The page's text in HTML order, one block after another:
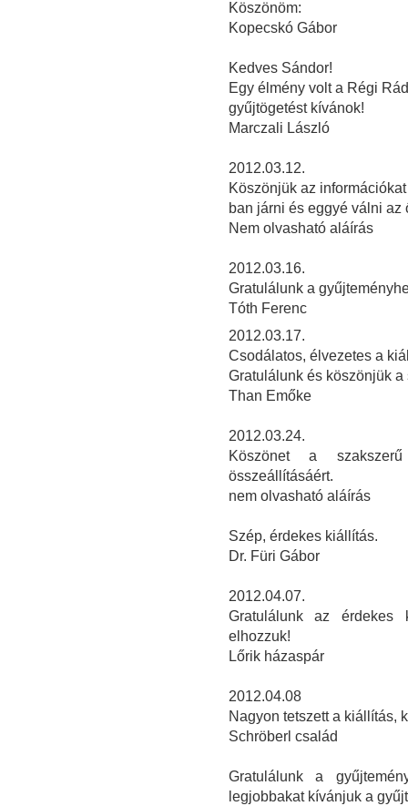
Köszönöm:
Kopecskó Gábor
Kedves Sándor!
Egy élmény volt a Régi
gyűjtögetést kívánok!
Marczali László
2012.03.12.
Köszönjük az
ban járni és eggyé válni az
Nem olvasható aláírás
2012.03.16.
Gratulálunk a
Tóth Ferenc
2012.03.17.
Csodálatos, élvezetes a
Gratulálunk és köszönjük
Than Emőke
2012.03.24.
Köszönet a
összeállításáért.
nem olvasható aláírás
Szép, érdekes kiállítás.
Dr. Füri Gábor
2012.04.07.
Gratulálunk az érdekes
elhozzuk!
Lőrik házaspár
2012.04.08
Nagyon tetszett a kiállítás,
Schröberl család
Gratulálunk a
legjobbakat kívánjuk a